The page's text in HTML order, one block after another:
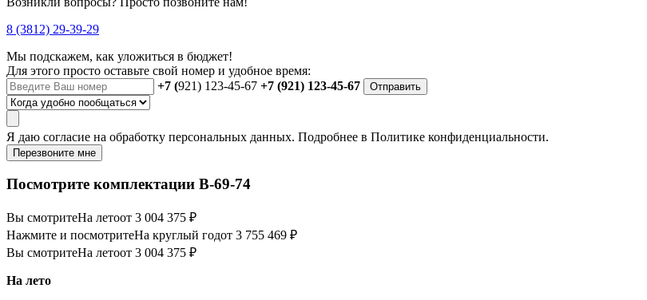
8 (3812) 29-39-29
Мы подскажем, как уложиться в бюджет!
Для этого просто оставьте свой номер и удобное время:
+7 (921) 123-45-67 +7 (921) 123-45-67 Отправить
Я даю согласие на обработку персональных данных. Подробнее в Политике конфиденциальности.
Перезвоните мне
Посмотрите комплектации В-69-74
Вы смотритеНа летоот 3 004 375 ₽
Нажмите и посмотритеНа круглый годот 3 755 469 ₽
Вы смотритеНа летоот 3 004 375 ₽
На лето